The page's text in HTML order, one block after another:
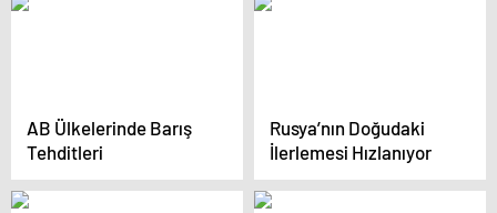
AB Ülkelerinde Barış
Tehditleri
Rusya’nın Doğudaki
İlerlemesi Hızlanıyor